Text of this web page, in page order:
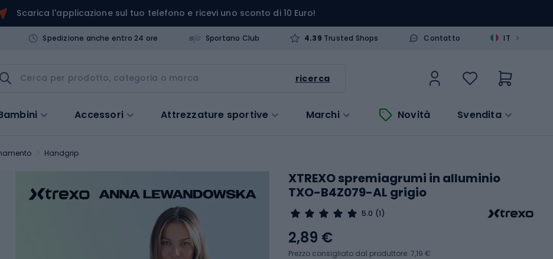
Scarica l'applicazione sul tuo telefono e ricevi uno sconto di 10 Euro!
Spedizione anche entro 24 ore Sportano Club 4.39 Trusted Shops Contatto IT >
ricerca
Accessori Attrezzature sportive Marchi Novità Svendita
Handgrip
XTREXO spremiagrumi in alluminio
TXO-B4Z079-AL grigio
5.0 (1)
2,89 €
Prezzo consigliato dal produttore: 7,19 €